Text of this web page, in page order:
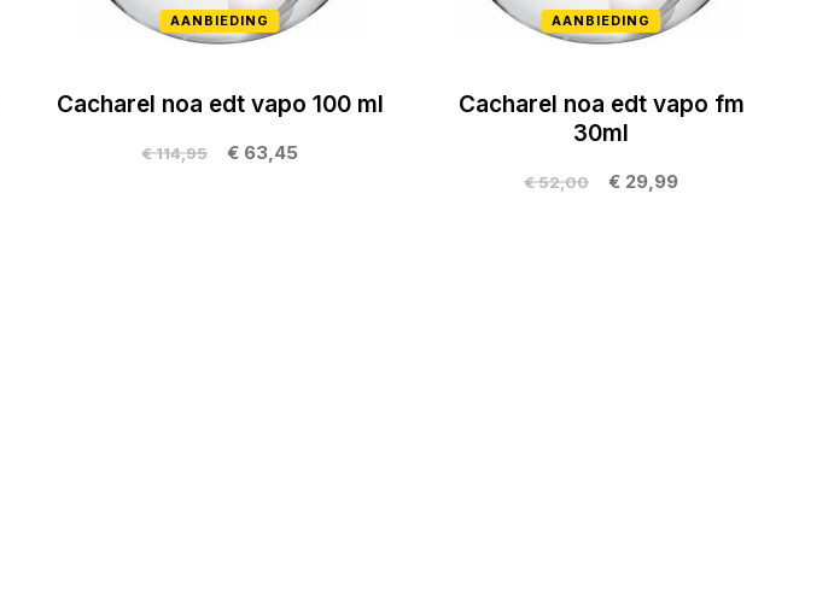
AANBIEDING
Cacharel noa edt vapo 100 ml
€ 63,45
€ 114,95
AANBIEDING
Cacharel noa edt vapo fm
30ml
€ 29,99
€ 52,00